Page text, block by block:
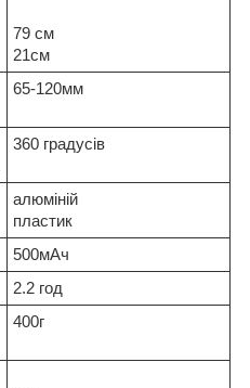
79 см
21см
65-120мм
360 градусів
алюміній
пластик
500мАч
2.2 год
400г